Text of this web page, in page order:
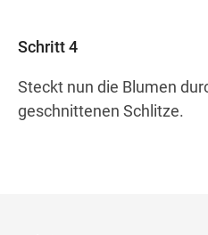
Schritt 4
Steckt nun die Blumen
geschnittenen Schlitze.